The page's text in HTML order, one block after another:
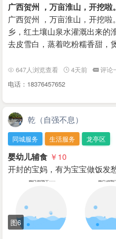
广西贺州 ，万亩淮山，开挖啦
广西贺州 ，万亩淮山，开挖
乡，红土壤山泉水灌溉出来的
去皮雪白，蒸着吃粉糯香甜，
647人浏览查看 4天前
评论
电话：18376457652
乾（自强不息）
同城服务 生活服务 龙亭区
婴幼儿辅食 ￥10
开封的宝妈，有为宝宝做饭发
图6